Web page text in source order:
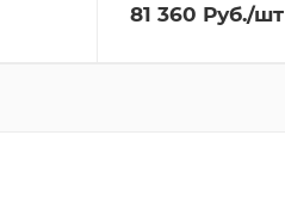
81 360 Руб./шт